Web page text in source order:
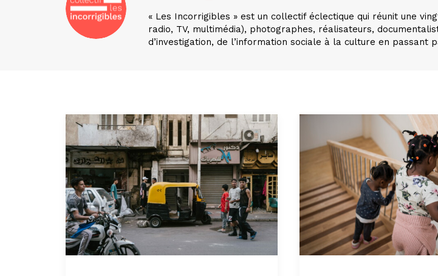
« Les Incorrigibles » est un collectif éclectique qui réunit une
radio, TV, multimédia), photographes, réalisateurs,
d’investigation, de l’information sociale à la culture en passant